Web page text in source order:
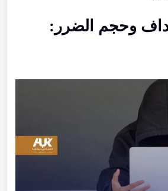
وحجم الضرر: